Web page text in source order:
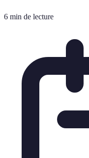
6 min de lecture